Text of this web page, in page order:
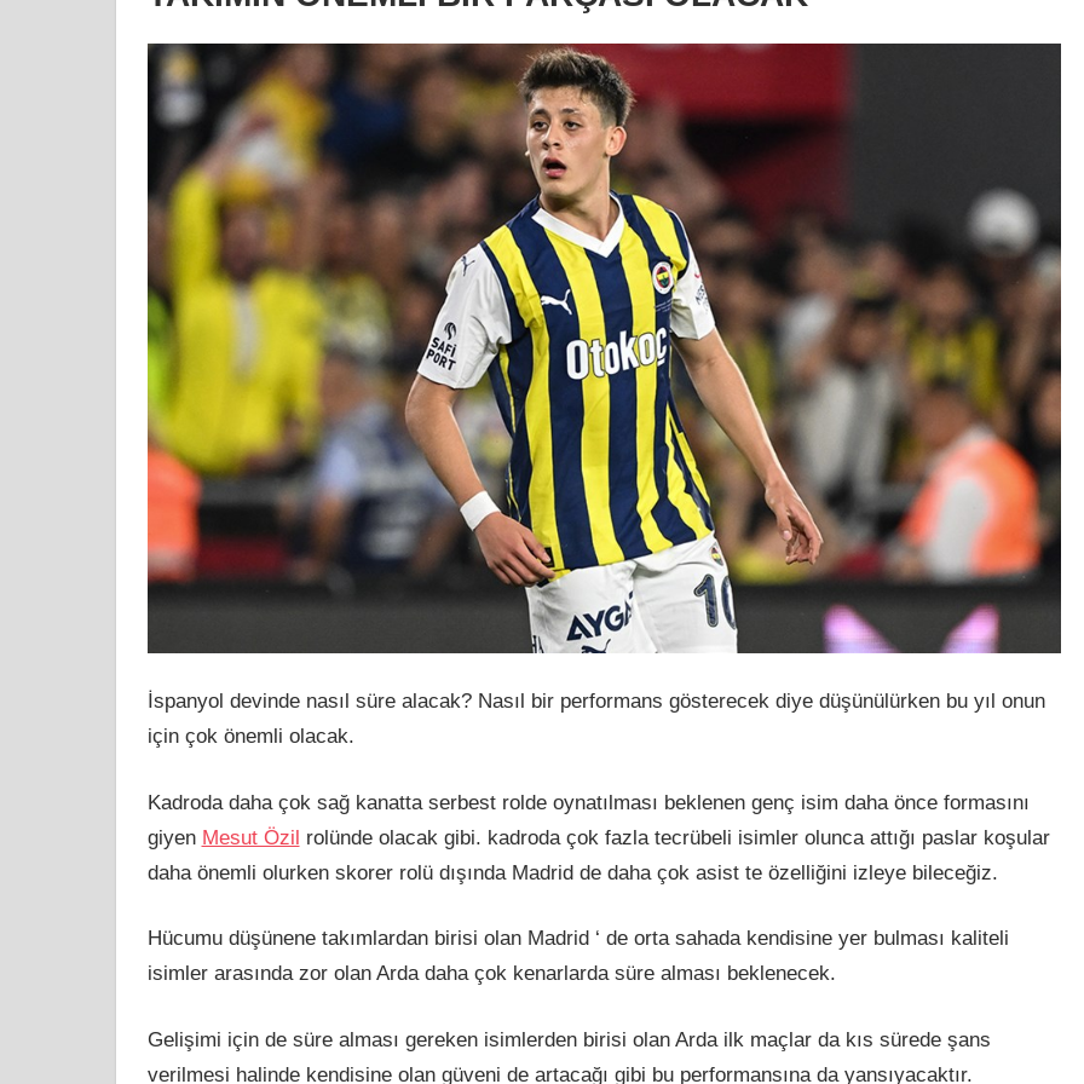
İspanyol devinde nasıl süre alacak? Nasıl bir performans gösterecek diye düşünülürken bu yıl onun
için çok önemli olacak.
Kadroda daha çok sağ kanatta serbest rolde oynatılması beklenen genç isim daha önce formasını
giyen Mesut Özil rolünde olacak gibi. kadroda çok fazla tecrübeli isimler olunca attığı paslar koşular
daha önemli olurken skorer rolü dışında Madrid de daha çok asist te özelliğini izleye bileceğiz.
Hücumu düşünene takımlardan birisi olan Madrid ‘ de orta sahada kendisine yer bulması kaliteli
isimler arasında zor olan Arda daha çok kenarlarda süre alması beklenecek.
Gelişimi için de süre alması gereken isimlerden birisi olan Arda ilk maçlar da kıs sürede şans
verilmesi halinde kendisine olan güveni de artacağı gibi bu performansına da yansıyacaktır.